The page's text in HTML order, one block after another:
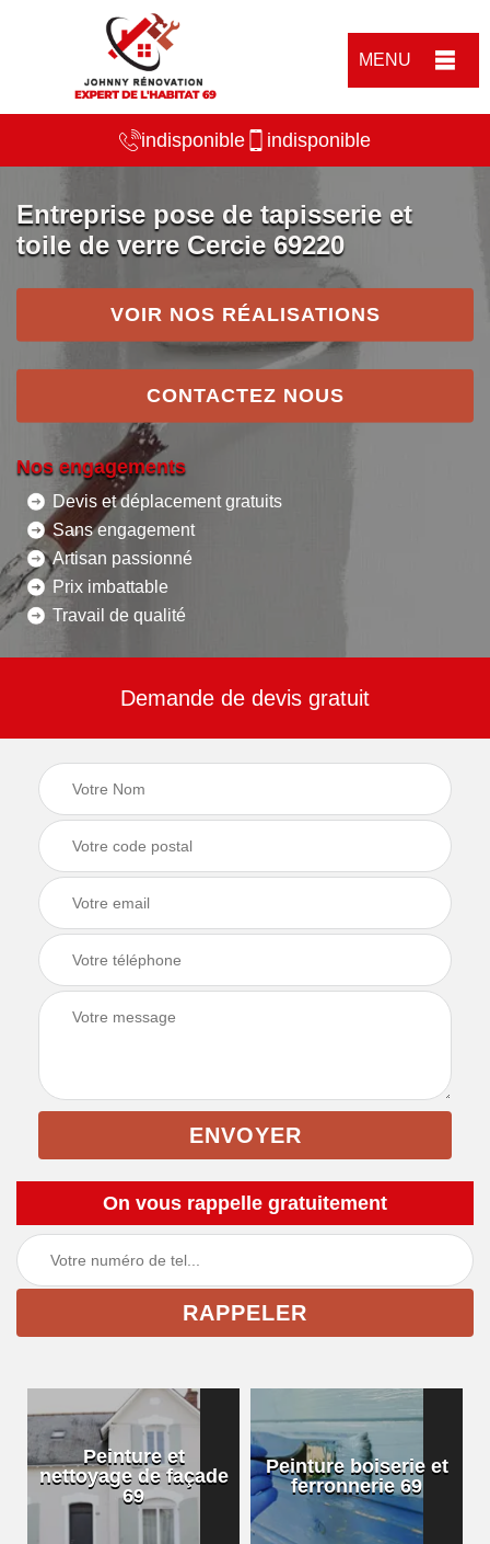
MENU
indisponible indisponible
Entreprise pose de tapisserie et
toile de verre Cercie 69220
VOIR NOS RÉALISATIONS
CONTACTEZ NOUS
Nos engagements
Devis et déplacement gratuits
Sans engagement
Artisan passionné
Prix imbattable
Travail de qualité
Demande de devis gratuit
On vous rappelle gratuitement
Peinture et
nettoyage de façade
69
Peinture boiserie et
ferronnerie 69